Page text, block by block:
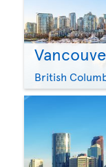
British